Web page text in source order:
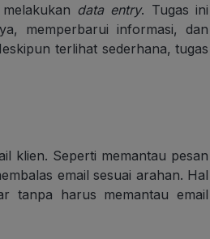
data entry. Tugas ini
memperbarui informasi, dan
terlihat sederhana, tugas
klien. Seperti memantau pesan
email sesuai arahan. Hal
tanpa harus memantau email